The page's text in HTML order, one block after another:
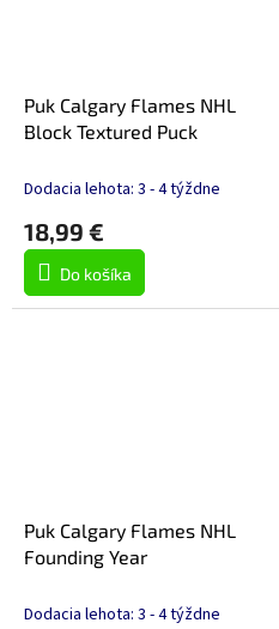
Puk Calgary Flames NHL
Block Textured Puck
Dodacia lehota: 3 - 4 týždne
18,99 €
Do košíka
Puk Calgary Flames NHL
Founding Year
Dodacia lehota: 3 - 4 týždne